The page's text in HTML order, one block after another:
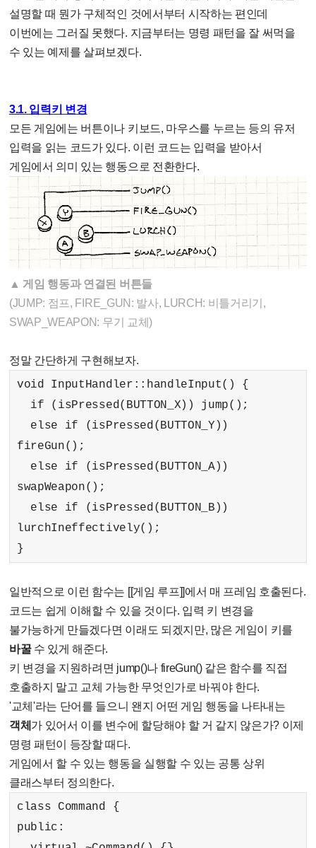
설명할 때 뭔가 구체적인 것에서부터 시작하는 편인데
이번에는 그러질 못했다. 지금부터는 명령 패턴을 잘 써먹을
수 있는 예제를 살펴보겠다.
3.1. 입력키 변경
모든 게임에는 버튼이나 키보드, 마우스를 누르는 등의 유저
입력을 읽는 코드가 있다. 이런 코드는 입력을 받아서
게임에서 의미 있는 행동으로 전환한다.
▲게임 행동과 연결된 버튼들
(JUMP: 점프, FIRE_GUN: 발사, LURCH: 비틀거리기,
SWAP_WEAPON: 무기 교체)
정말 간단하게 구현해보자.
void InputHandler::handleInput() {
if (isPressed(BUTTON_X)) jump();
else if (isPressed(BUTTON_Y))
fireGun();
else if (isPressed(BUTTON_A))
swapWeapon();
else if (isPressed(BUTTON_B))
lurchIneffectively();
}
일반적으로 이런 함수는 [[게임 루프]]에서 매 프레임 호출된다.
코드는 쉽게 이해할 수 있을 것이다. 입력 키 변경을
불가능하게 만들겠다면 이래도 되겠지만, 많은 게임이 키를
바꿀 수 있게 해준다.
키 변경을 지원하려면 jump()나 fireGun() 같은 함수를 직접
호출하지 말고 교체 가능한 무엇인가로 바꿔야 한다.
'교체'라는 단어를 들으니 왠지 어떤 게임 행동을 나타내는
객체 가 있어서 이를 변수에 할당해야 할 거 같지 않은가? 이제
명령 패턴이 등장할 때다.
게임에서 할 수 있는 행동을 실행할 수 있는 공통 상위
클래스부터 정의한다.
class Command {
public: